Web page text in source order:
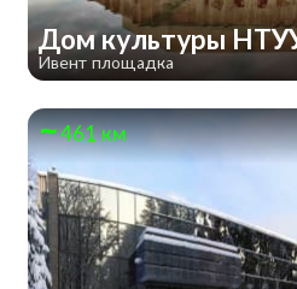
Дом культуры
Ивент площадка
461 км